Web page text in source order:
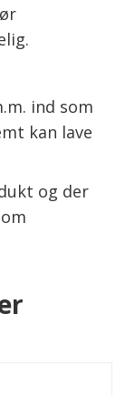
ind som
kan lave
og der